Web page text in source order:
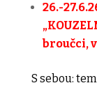
26.-
broučci,
S sebou: